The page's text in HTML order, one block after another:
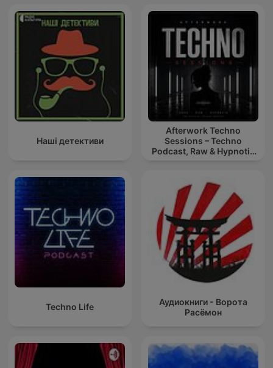
Наші детективи
Afterwork Techno
Sessions – Techno
Podcast, Raw & Hypnotic
Techno Life
Аудиокниги - Ворота
Расёмон